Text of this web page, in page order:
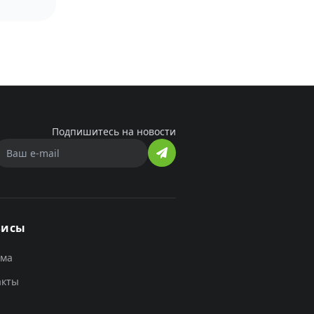
Подпишитесь на новости